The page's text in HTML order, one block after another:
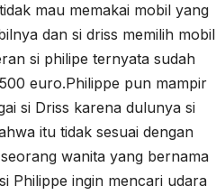
mau memakai mobil yang
dan si driss memilih mobil
si philipe ternyata sudah
euro.Philippe pun mampir
si Driss karena dulunya si
itu tidak sesuai dengan
wanita yang bernama
Philippe ingin mencari udara